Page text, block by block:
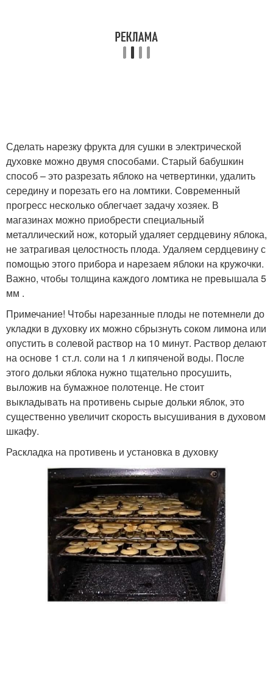
Сделать нарезку фрукта для сушки в электрической
духовке можно двумя способами. Старый бабушкин
способ – это разрезать яблоко на четвертинки, удалить
середину и порезать его на ломтики. Современный
прогресс несколько облегчает задачу хозяек. В
магазинах можно приобрести специальный
металлический нож, который удаляет сердцевину яблока,
не затрагивая целостность плода. Удаляем сердцевину с
помощью этого прибора и нарезаем яблоки на кружочки.
Важно, чтобы толщина каждого ломтика не превышала 5
мм .
Примечание! Чтобы нарезанные плоды не потемнели до
укладки в духовку их можно сбрызнуть соком лимона или
опустить в солевой раствор на 10 минут. Раствор делают
на основе 1 ст.л. соли на 1 л кипяченой воды. После
этого дольки яблока нужно тщательно просушить,
выложив на бумажное полотенце. Не стоит
выкладывать на противень сырые дольки яблок, это
существенно увеличит скорость высушивания в духовом
шкафу.
Раскладка на противень и установка в духовку